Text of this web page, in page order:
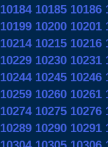
10184 10185 10186
10199 10200 10201
10214 10215 10216
10229 10230 10231
10244 10245 10246
10259 10260 10261
10274 10275 10276
10289 10290 10291